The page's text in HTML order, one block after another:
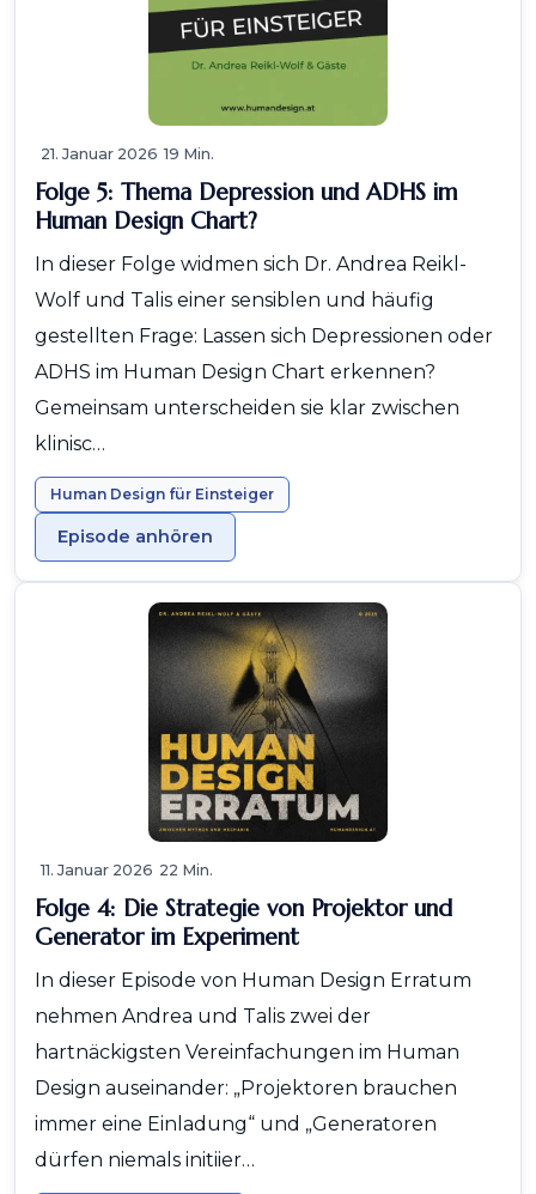
21. Januar 2026 19 Min.
Folge 5: Thema Depression und ADHS im
Human Design Chart?
In dieser Folge widmen sich Dr. Andrea Reikl-
Wolf und Talis einer sensiblen und häufig
gestellten Frage: Lassen sich Depressionen oder
ADHS im Human Design Chart erkennen?
Gemeinsam unterscheiden sie klar zwischen
klinisc…
Human Design für Einsteiger
Episode anhören
11. Januar 2026 22 Min.
Folge 4: Die Strategie von Projektor und
Generator im Experiment
In dieser Episode von Human Design Erratum
nehmen Andrea und Talis zwei der
hartnäckigsten Vereinfachungen im Human
Design auseinander: „Projektoren brauchen
immer eine Einladung“ und „Generatoren
dürfen niemals initiier…